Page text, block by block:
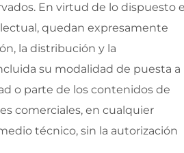
En virtud de lo dispuesto
quedan expresamente
la distribución y la
su modalidad de puesta a
o parte de los contenidos de
comerciales, en cualquier
técnico, sin la autorización